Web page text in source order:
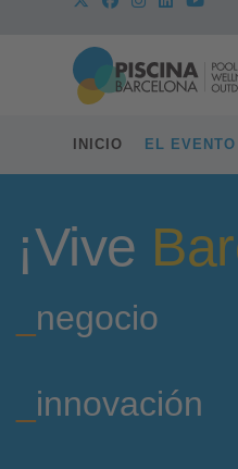
INICIO EL EVENTO
¡Vive
negocio
innovación